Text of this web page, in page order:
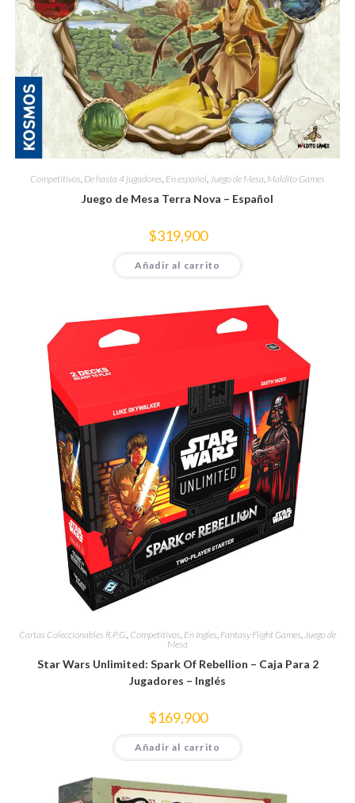
Competitivos De hasta 4 jugadores En español Juego de Mesa Maldito Games
Juego de Mesa Terra Nova – Español
$319,900
Añadir al carrito
Cartas Coleccionables R.P.G. Competitivos En Ingles Fantasy Flight Games Juego de
Mesa
Star Wars Unlimited: Spark Of Rebellion – Caja Para 2
Jugadores – Inglés
$169,900
Añadir al carrito